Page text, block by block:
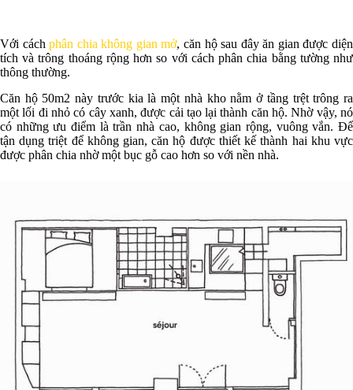
Với cáchphân chia không gian mở, căn hộ sau đây ăn gian được diện
tích và trông thoáng rộng hơn so với cách phân chia bằng tường như
thông thường.
Căn hộ 50m2 này trước kia là một nhà kho nằm ở tầng trệt trông ra
một lối đi nhỏ có cây xanh, được cải tạo lại thành căn hộ. Nhờ vậy, nó
có những ưu điểm là trần nhà cao, không gian rộng, vuông vắn. Để
tận dụng triệt để không gian, căn hộ được thiết kế thành hai khu vực
được phân chia nhờ một bục gỗ cao hơn so với nền nhà.